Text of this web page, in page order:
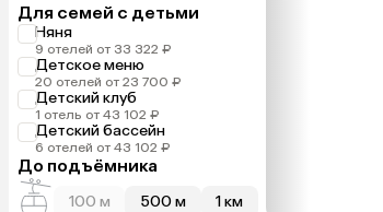
Для семей с детьми
Няня
9 отелей от 33 322 ₽
Детское меню
20 отелей от 23 700 ₽
Детский клуб
1 отель от 43 102 ₽
Детский бассейн
6 отелей от 43 102 ₽
До подъёмника
100 м 500 м
1 км